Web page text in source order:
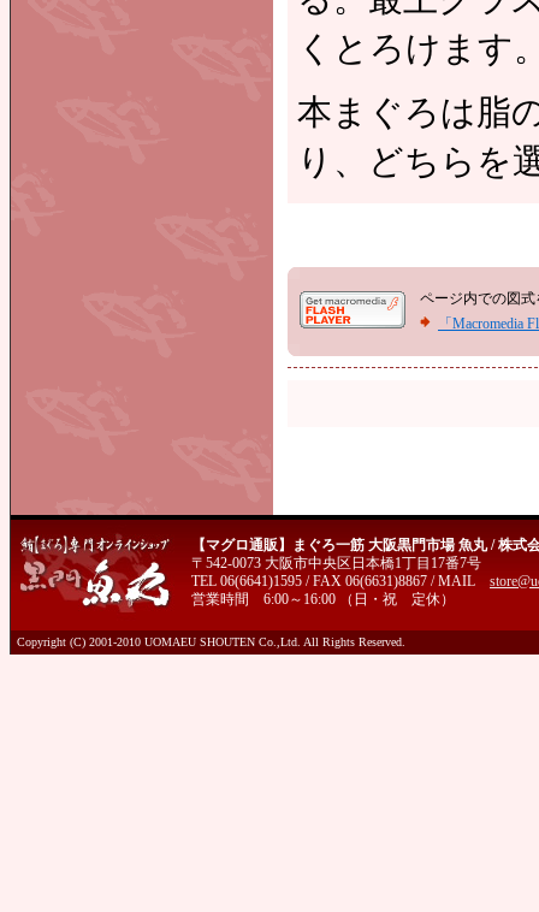
くとろけます
本まぐろは脂
り、どちらを
ページ内での図
「Macromedia
【マグロ通販】まぐろ一筋 大阪黒門市場 魚丸 / 株式
〒542-0073 大阪市中央区日本橋1丁目17番7号
TEL 06(6641)1595 / FAX 06(6631)8867 / MAIL
営業時間 6:00～16:00 （日・祝 定休）
Copyright (C) 2001-2010 UOMAEU SHOUTEN Co.,Ltd. All Rights Reserved.